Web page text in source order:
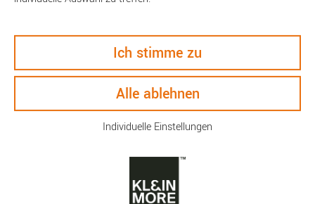
Beschreibung
Technische Daten
Ich stimme zu
Alle ablehnen
Individuelle Einstellungen